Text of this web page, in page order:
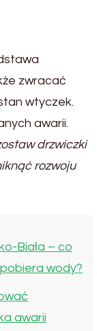
zwracać
wtyczek.
awarii.
drzwiczki
rozwoju
Biała – co
wody?
awarii